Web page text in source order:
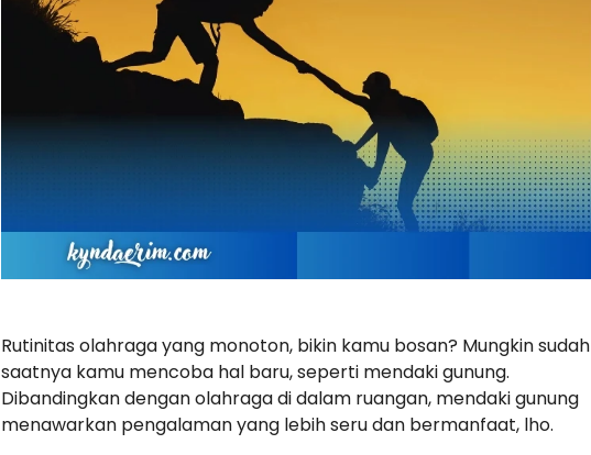
Rutinitas olahraga yang monoton, bikin kamu bosan? Mungkin sudah
saatnya kamu mencoba hal baru, seperti mendaki gunung.
Dibandingkan dengan olahraga di dalam ruangan, mendaki gunung
menawarkan pengalaman yang lebih seru dan bermanfaat, lho.